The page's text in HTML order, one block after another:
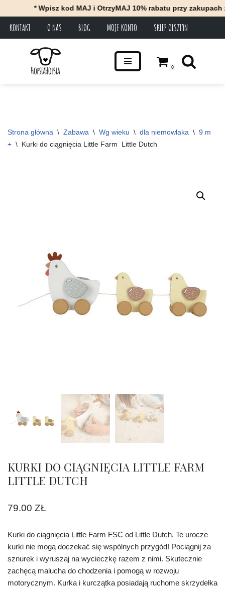
* Wpisz kod MAJ i OtrzyMAJ 10% rabatu przy zakupach za
KONTAKT O NAS BLOG MOJE KONTO SKLEP OLSZTYN
0
Strona główna \ Zabawa \ Wg wieku \ dla niemowlaka \ 9 m
+ \ Kurki do ciągnięcia Little Farm  Little Dutch
KURKI DO CIĄGNIĘCIA LITTLE FARM
LITTLE DUTCH
79.00 ZŁ
Kurki do ciągnięcia Little Farm FSC od Little Dutch. Te urocze
kurki nie mogą doczekać się wspólnych przygód! Pociągnij za
sznurek i wyruszaj na wycieczkę razem z nimi. Skutecznie
zachęcą malucha do chodzenia i pomogą w rozwoju
motorycznym. Kurka i kurczątka posiadają ruchome skrzydełka